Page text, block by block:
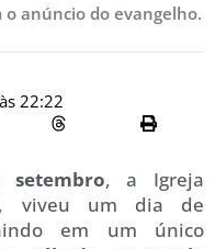
anúncio do evangelho.
às 22:22
, a Igreja
viveu um dia de
em um único